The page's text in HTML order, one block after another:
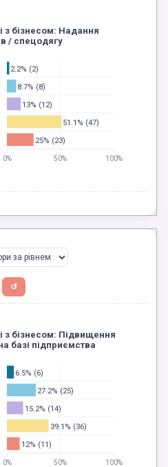
2.2% (2)
8.7% (8)
13% (12)
51.1% (47)
25% (23)
0% 50% 100%
з бізнесом: Надання
/ спецодягу
↺
6.5% (6)
27.2% (25)
15.2% (14)
39.1% (36)
12% (11)
0% 50% 100%
з бізнесом: Підвищення
базі підприємства